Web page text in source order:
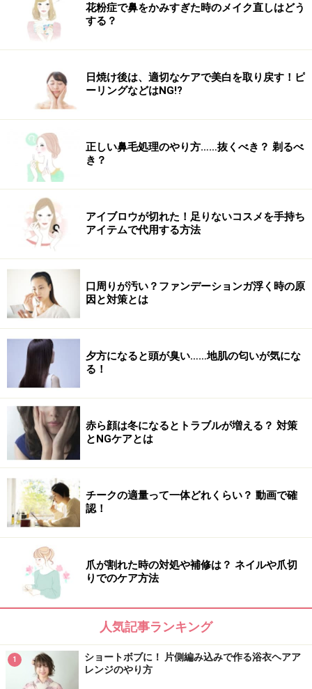
サイド＆バック
hair&make KEIKO(anti)
hair&make KEIKO(anti)
使用したヘアアクセサリー
小さめの黄色の花でさりげなく上品さをプラス。全体に
きざまに見えるように耳後ろにつけたのもポイント。
フラワーモチーフのコーム
浴衣×帯の合わせ方
白地に濃いピンクの花柄が散りばめられたデザインはか
わいさと大人っぽさをあわせ持ちます。白地の部分が多
めのデザインなので甘くなりすぎず、清楚な雰囲気に。
白地×ピンクの花柄で大人かわいく
【関連記事】
ミディアム浴衣・編み込み風ツイストでまとめ髪
花粉症で鼻をかみすぎた時のメイク直しはどう
する？
日焼け後は、適切なケアで美白を取り戻す！ピ
ーリングなどはNG!?
正しい鼻毛処理のやり方……抜くべき？ 剃るべ
き？
アイブロウが切れた！足りないコスメを手持ち
アイテムで代用する方法
口周りが汚い？ファンデーションガ浮く時の原
因と対策とは
夕方になると頭が臭い……地肌の匂いが気にな
る！
赤ら顔は冬になるとトラブルが増える？ 対策
とNGケアとは
チークの適量って一体どれくらい？ 動画で確
認！
爪が割れた時の対処や補修は？ ネイルや爪切
りでのケア方法
人気記事ランキング
1
ショートボブに！ 片側編み込みで作る浴衣ヘアア
レンジのやり方